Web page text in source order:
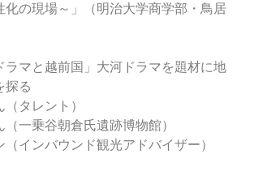
化の現場～」（明治大学商学部・鳥居
ラマと越前国」大河ドラマを題材に地
探る
（タレント）
（一乗谷朝倉氏遺跡博物館）
（インバウンド観光アドバイザー）